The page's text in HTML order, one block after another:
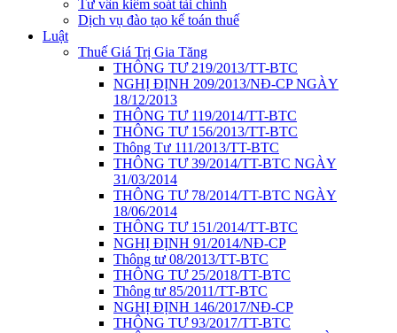
Tư vấn kiểm soát tài chính
Dịch vụ đào tạo kế toán thuế
Luật
Thuế Giá Trị Gia Tăng
THÔNG TƯ 219/2013/TT-BTC
NGHỊ ĐỊNH 209/2013/NĐ-CP NGÀY
18/12/2013
THÔNG TƯ 119/2014/TT-BTC
THÔNG TƯ 156/2013/TT-BTC
Thông Tư 111/2013/TT-BTC
THÔNG TƯ 39/2014/TT-BTC NGÀY
31/03/2014
THÔNG TƯ 78/2014/TT-BTC NGÀY
18/06/2014
THÔNG TƯ 151/2014/TT-BTC
NGHỊ ĐỊNH 91/2014/NĐ-CP
Thông tư 08/2013/TT-BTC
THÔNG TƯ 25/2018/TT-BTC
Thông tư 85/2011/TT-BTC
NGHỊ ĐỊNH 146/2017/NĐ-CP
THÔNG TƯ 93/2017/TT-BTC